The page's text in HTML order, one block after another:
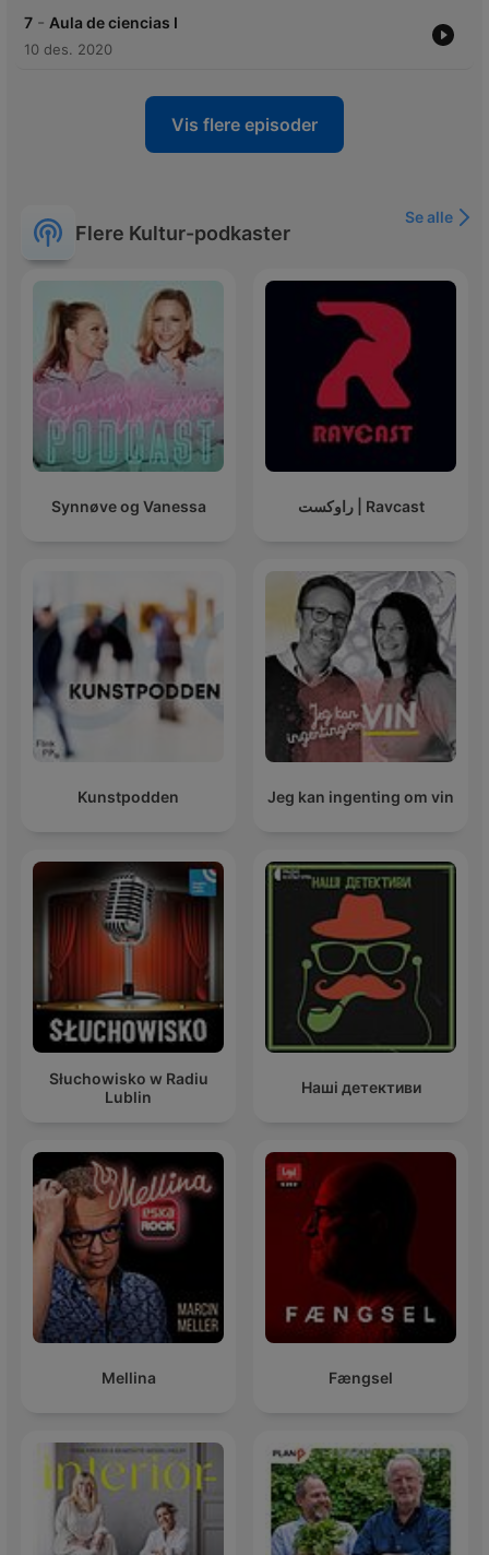
7 - Aula de ciencias I
10 des. 2020
Vis flere episoder
Flere Kultur-podkaster
Se alle
Synnøve og Vanessa راوکست | Ravcast
Kunstpodden Jeg kan ingenting om vin
Słuchowisko w Radiu
Lublin
Наші детективи
Mellina Fængsel